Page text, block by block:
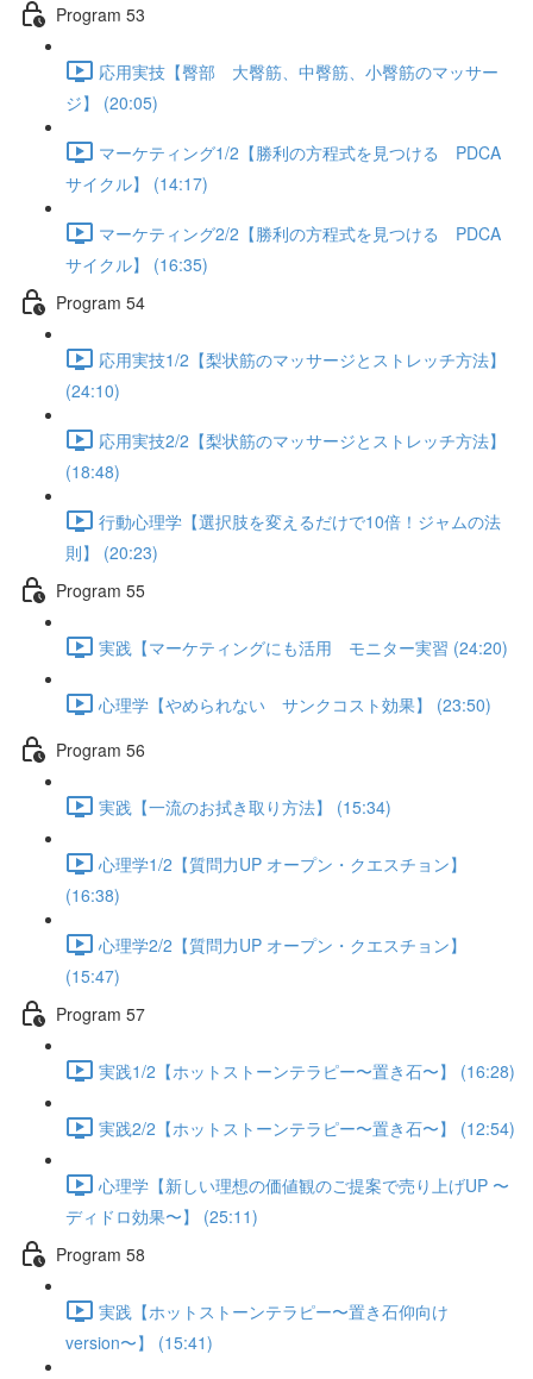
Program 53
応用実技【臀部 大臀筋、中臀筋、小臀筋のマッサー
ジ】 (20:05)
マーケティング1/2【勝利の方程式を見つける PDCA
サイクル】 (14:17)
マーケティング2/2【勝利の方程式を見つける PDCA
サイクル】 (16:35)
Program 54
応用実技1/2【梨状筋のマッサージとストレッチ方法】
(24:10)
応用実技2/2【梨状筋のマッサージとストレッチ方法】
(18:48)
行動心理学【選択肢を変えるだけで10倍！ジャムの法
則】 (20:23)
Program 55
実践【マーケティングにも活用 モニター実習 (24:20)
心理学【やめられない サンクコスト効果】 (23:50)
Program 56
実践【一流のお拭き取り方法】 (15:34)
心理学1/2【質問力UP オープン・クエスチョン】
(16:38)
心理学2/2【質問力UP オープン・クエスチョン】
(15:47)
Program 57
実践1/2【ホットストーンテラピー〜置き石〜】 (16:28)
実践2/2【ホットストーンテラピー〜置き石〜】 (12:54)
心理学【新しい理想の価値観のご提案で売り上げUP 〜
ディドロ効果〜】 (25:11)
Program 58
実践【ホットストーンテラピー〜置き石仰向け
version〜】 (15:41)